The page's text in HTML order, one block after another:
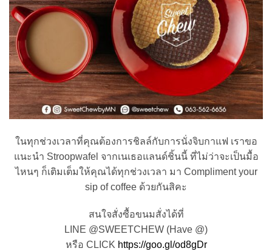
ในทุกช่วงเวลาที่คุณต้องการชิลล์กับการนั่งจิบกาแฟ เราขอ
แนะนำ Stroopwafel จากเนเธอแลนด์ชิ้นนี้ ที่ไม่ว่าจะเป็นมื้อ
ไหนๆ ก็เติมเต็มให้คุณได้ทุกช่วงเวลา มา Compliment your
sip of coffee ด้วยกันสิคะ
สนใจสั่งซื้อขนมสั่งได้ที่
LINE @SWEETCHEW (Have @)
หรือ CLICK https://goo.gl/od8gDr